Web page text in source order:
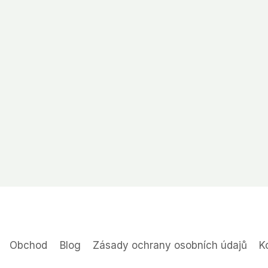
Obchod Blog Zásady ochrany osobních údajů